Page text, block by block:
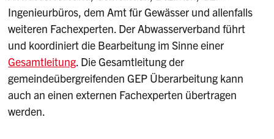
Ingenieurbüros, dem Amt für Gewässer und allenfalls
weiteren Fachexperten. Der Abwasserverband führt
und koordiniert die Bearbeitung im Sinne einer
Gesamtleitung . Die Gesamtleitung der
gemeindeübergreifenden GEP Überarbeitung kann
auch an einen externen Fachexperten übertragen
werden.